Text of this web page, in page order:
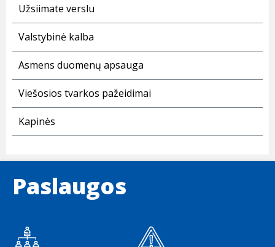
Užsiimate verslu
Valstybinė kalba
Asmens duomenų apsauga
Viešosios tvarkos pažeidimai
Kapinės
Paslaugos